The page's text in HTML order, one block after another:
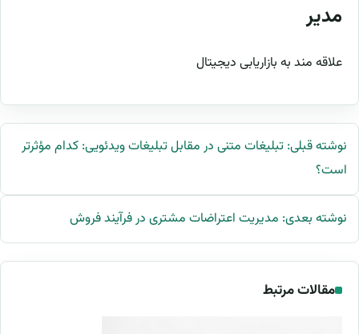
مدیر
علاقه مند به بازاریابی دیجیتال
نوشته قبلی: تبلیغات متنی در مقابل تبلیغات ویدئویی: کدام مؤثرتر
است؟
نوشته بعدی: مدیریت اعتراضات مشتری در فرآیند فروش
مقالات مرتبط